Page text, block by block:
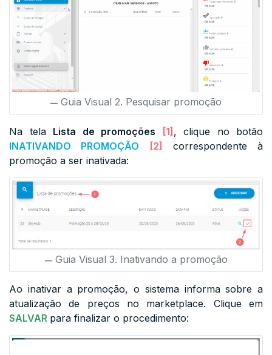
Guia Visual 2. Pesquisar promoção
Na tela Lista de promoções [1], clique no botão
INATIVANDO PROMOÇÃO [2] correspondente à
promoção a ser inativada:
Guia Visual 3. Inativando a promoção
Ao inativar a promoção, o sistema informa sobre a
atualização de preços no marketplace. Clique em
SALVAR para finalizar o procedimento: